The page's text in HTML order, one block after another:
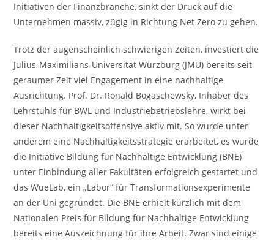
Initiativen der Finanzbranche, sinkt der Druck auf die
Unternehmen massiv, zügig in Richtung Net Zero zu gehen.
Trotz der augenscheinlich schwierigen Zeiten, investiert die
Julius-Maximilians-Universität Würzburg (JMU) bereits seit
geraumer Zeit viel Engagement in eine nachhaltige
Ausrichtung. Prof. Dr. Ronald Bogaschewsky, Inhaber des
Lehrstuhls für BWL und Industriebetriebslehre, wirkt bei
dieser Nachhaltigkeitsoffensive aktiv mit. So wurde unter
anderem eine Nachhaltigkeitsstrategie erarbeitet, es wurde
die Initiative Bildung für Nachhaltige Entwicklung (BNE)
unter Einbindung aller Fakultäten erfolgreich gestartet und
das WueLab, ein „Labor“ für Transformationsexperimente
an der Uni gegründet. Die BNE erhielt kürzlich mit dem
Nationalen Preis für Bildung für Nachhaltige Entwicklung
bereits eine Auszeichnung für ihre Arbeit. Zwar sind einige